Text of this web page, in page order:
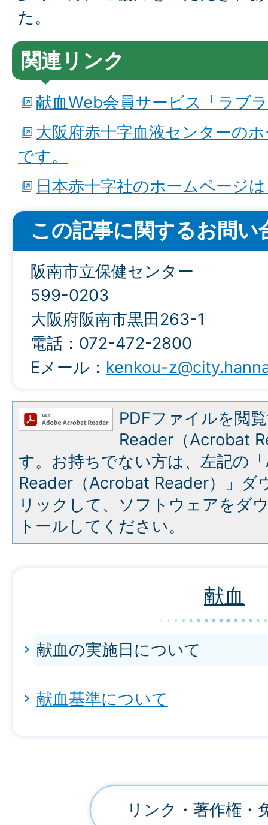
た。
関連リンク
献血Web会員サービス「ラブ
大阪府赤十字血液センターの
です。
日本赤十字社のホームページ
この記事に関するお問い
阪南市立保健センター
599-0203
大阪府阪南市黒田263-1
電話：072-472-2800
Eメール： kenkou-
PDFファイルを閲
Reader（Acrobat
す。お持ちでない方は、左記の
Reader（Acrobat Reader）」ダ
リックして、ソフトウェアをダ
トールしてください。
献血
献血の実施日について
献血基準について
リンク・著作権・